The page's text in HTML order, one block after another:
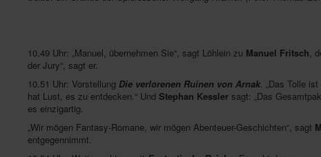
10.49 Uhr: „Manuel, übernehmen Sie“, sagt Löhlein zu Manuel Fritsch,
der Jury“, sagt er.
10.51 Uhr: Vorstellung Die verlorenen Ruinen von Arnak. „Das Tolle
hat Lust, es zu entdecken.“ Und Stephan Kessler sagt: „Das
es einzigartig.
„Wir mögen Fantasy-Romane, wir mögen Abenteuer-Geschichten“, sagt
entgegennimmt.